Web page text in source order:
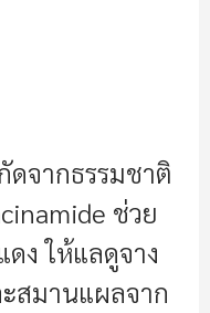
จากธรรมชาติ
ช่วย
ง ให้แลดูจาง
สมานแผลจาก